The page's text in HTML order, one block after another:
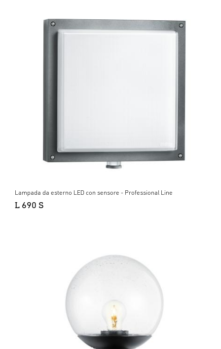
Lampada da esterno LED con sensore - Professional Line
L 690 S